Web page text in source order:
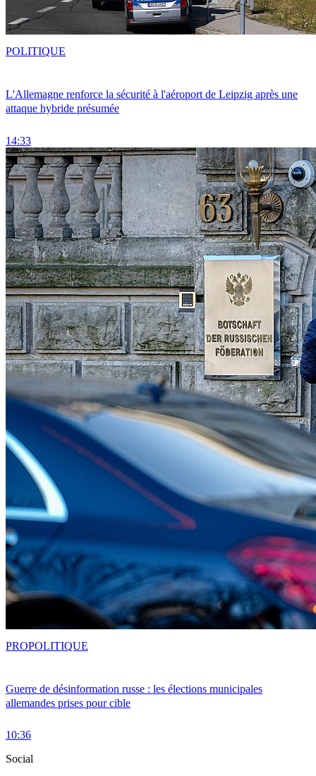
L'Allemagne renforce la sécurité à l'aéroport de Leipzig après une
attaque hybride présumée
14:33
POLITIQUE
Guerre de désinformation russe : les élections municipales
allemandes prises pour cible
10:36
PROPOLITIQUE
Social